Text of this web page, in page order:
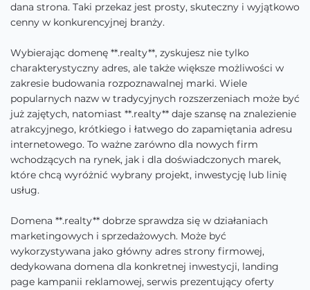
dana strona. Taki przekaz jest prosty, skuteczny i wyjątkowo
cenny w konkurencyjnej branży.
Wybierając domenę **.realty**, zyskujesz nie tylko
charakterystyczny adres, ale także większe możliwości w
zakresie budowania rozpoznawalnej marki. Wiele
popularnych nazw w tradycyjnych rozszerzeniach może być
już zajętych, natomiast **.realty** daje szansę na znalezienie
atrakcyjnego, krótkiego i łatwego do zapamiętania adresu
internetowego. To ważne zarówno dla nowych firm
wchodzących na rynek, jak i dla doświadczonych marek,
które chcą wyróżnić wybrany projekt, inwestycję lub linię
usług.
Domena **.realty** dobrze sprawdza się w działaniach
marketingowych i sprzedażowych. Może być
wykorzystywana jako główny adres strony firmowej,
dedykowana domena dla konkretnej inwestycji, landing
page kampanii reklamowej, serwis prezentujący oferty